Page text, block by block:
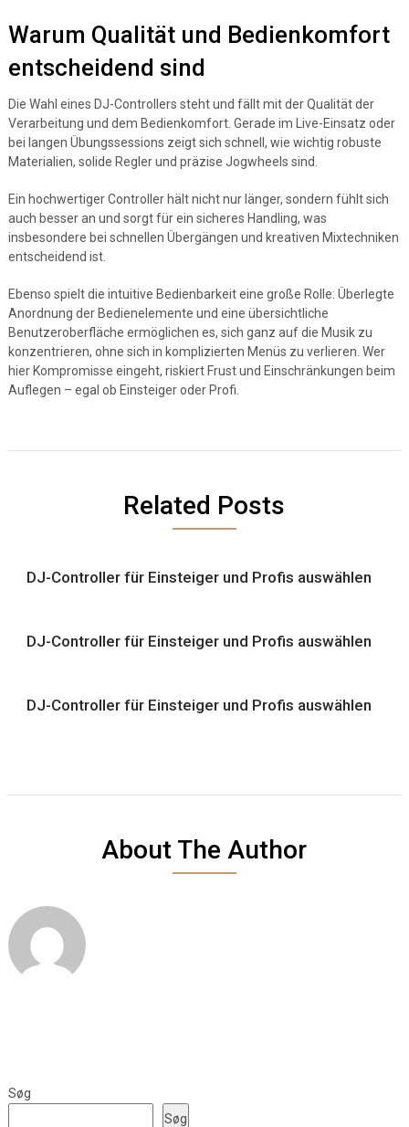
Warum Qualität und Bedienkomfort
entscheidend sind
Die Wahl eines DJ-Controllers steht und fällt mit der Qualität der
Verarbeitung und dem Bedienkomfort. Gerade im Live-Einsatz oder
bei langen Übungssessions zeigt sich schnell, wie wichtig robuste
Materialien, solide Regler und präzise Jogwheels sind.
Ein hochwertiger Controller hält nicht nur länger, sondern fühlt sich
auch besser an und sorgt für ein sicheres Handling, was
insbesondere bei schnellen Übergängen und kreativen Mixtechniken
entscheidend ist.
Ebenso spielt die intuitive Bedienbarkeit eine große Rolle: Überlegte
Anordnung der Bedienelemente und eine übersichtliche
Benutzeroberfläche ermöglichen es, sich ganz auf die Musik zu
konzentrieren, ohne sich in komplizierten Menüs zu verlieren. Wer
hier Kompromisse eingeht, riskiert Frust und Einschränkungen beim
Auflegen – egal ob Einsteiger oder Profi.
Related Posts
DJ-Controller für Einsteiger und Profis auswählen
DJ-Controller für Einsteiger und Profis auswählen
DJ-Controller für Einsteiger und Profis auswählen
About The Author
Søg
Søg